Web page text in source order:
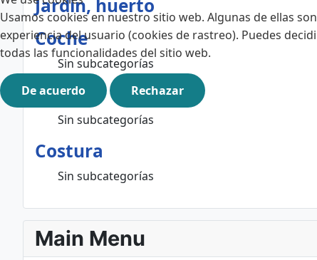
Jardín, huerto
Coche
Sin subcategorías
DIY
Sin subcategorías
Costura
Sin subcategorías
Main Menu
Usamos cookies en nuestro sitio web. Algunas de ellas
experiencia del usuario (cookies de rastreo). Puedes
todas las funcionalidades del sitio web.
De acuerdo Rechazar